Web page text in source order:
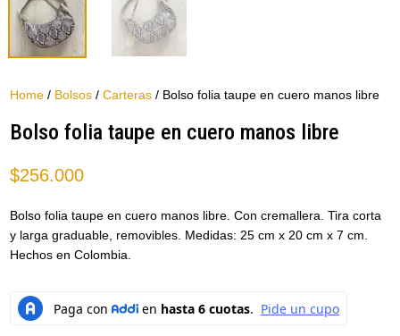
Home / Bolsos /Carteras / Bolso folia taupe en cuero manos libre
Bolso folia taupe en cuero manos libre
$256.000
Bolso folia taupe en cuero manos libre. Con cremallera. Tira corta
y larga graduable, removibles. Medidas: 25 cm x 20 cm x 7 cm.
Hechos en Colombia.